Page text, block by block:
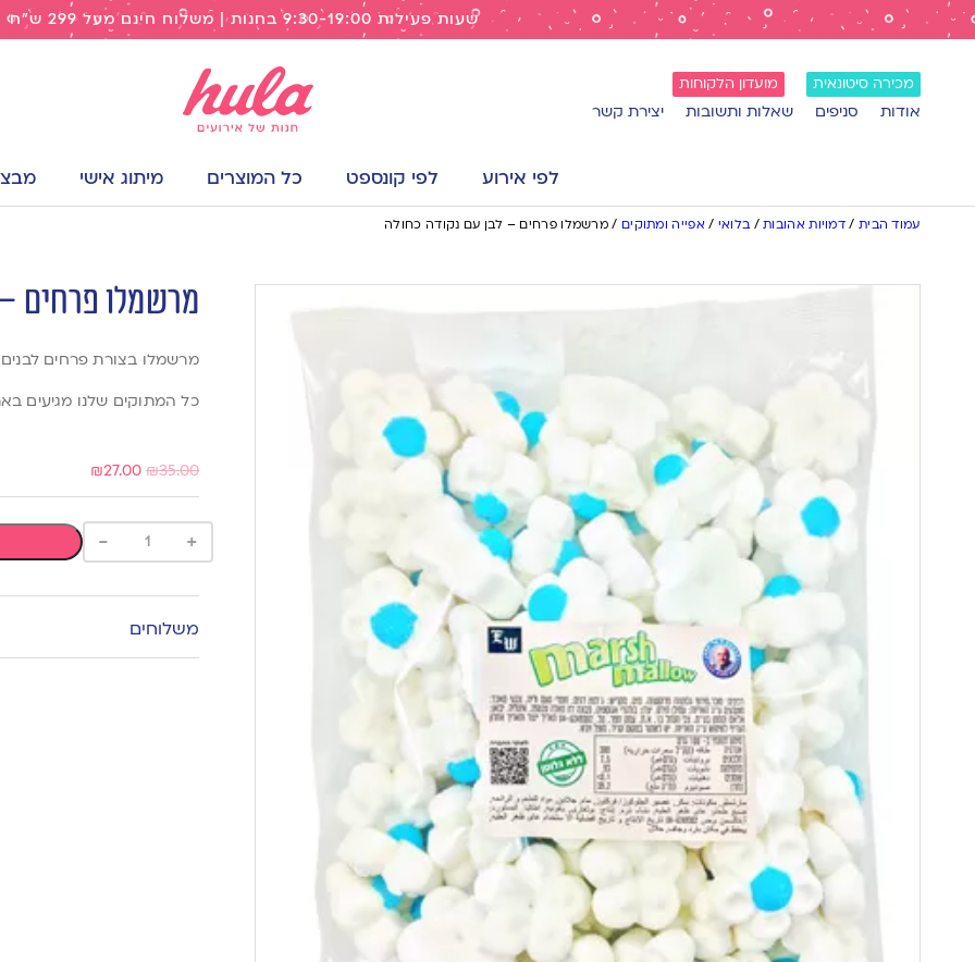
שעות פעילות 9:30-19:00 בחנות | משלוח חינם מעל 299 ש"ח
מכירה סיטונאית מועדון הלקוחות
אודות סניפים שאלות ותשובות יצירת קשר
לפי אירוע לפי קונספט כל המוצרים מיתוג אישי
עמוד הבית / דמויות אהובות/בלואי /אפייה ומתוקים / מרשמלו פרחים – לבן עם נקודה כחולה
מרשמלו פרחים
מרשמלו בצורת פרחים לבנים
כל המתוקים שלנו מגיעים
₪35.00
₪27.00
+
-
משלוחים